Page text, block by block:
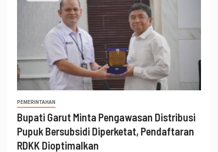
PEMERINTAHAN
Bupati Garut Minta Pengawasan Distribusi
Pupuk Bersubsidi Diperketat, Pendaftaran
RDKK Dioptimalkan